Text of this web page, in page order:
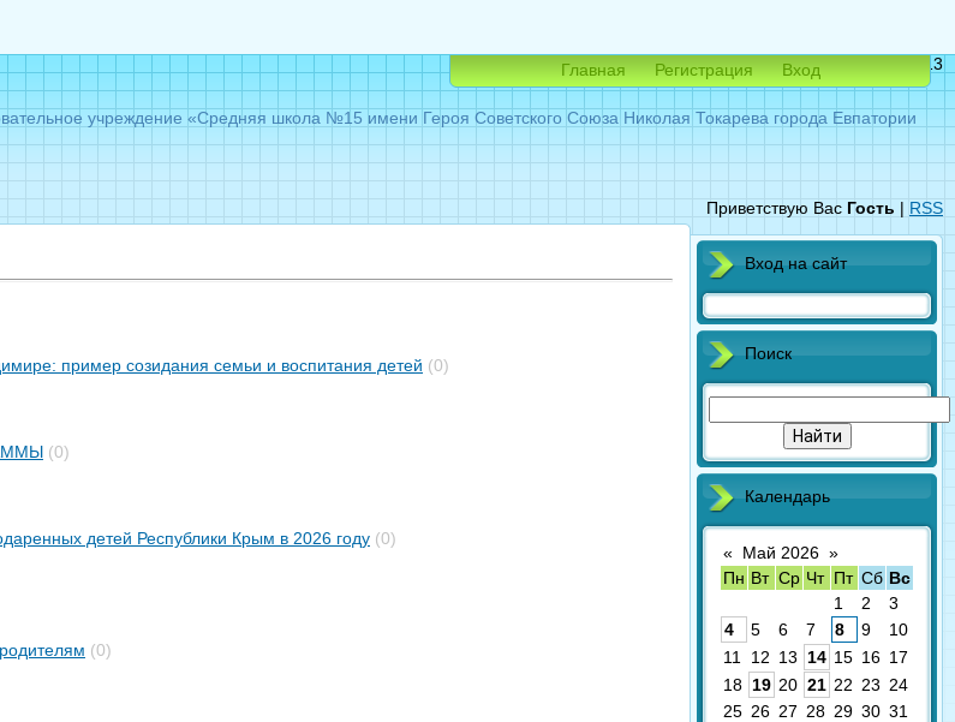
Суббота, 08.08.2026, 05:13
Приветствую Вас Гость | RSS
учреждение «Средняя школа №15 имени Героя Советского Союза Николая Токарева города Евпатории
Главная Регистрация Вход
пример созидания семьи и воспитания детей (0)
(0)
детей Республики Крым в 2026 году (0)
(0)
Вход на сайт
Поиск
Календарь
« Май 2026 »
Пн Вт Ср Чт Пт Сб Вс
1
2
3
4
5 6 7 8 9
10
11
12 13 14 15 16 17
18 19 20 21 22 23 24
25 26 27 28 29 30 31